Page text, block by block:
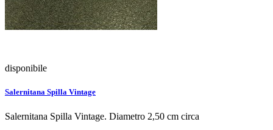
disponibile
Salernitana Spilla Vintage
Salernitana Spilla Vintage. Diametro 2,50 cm circa